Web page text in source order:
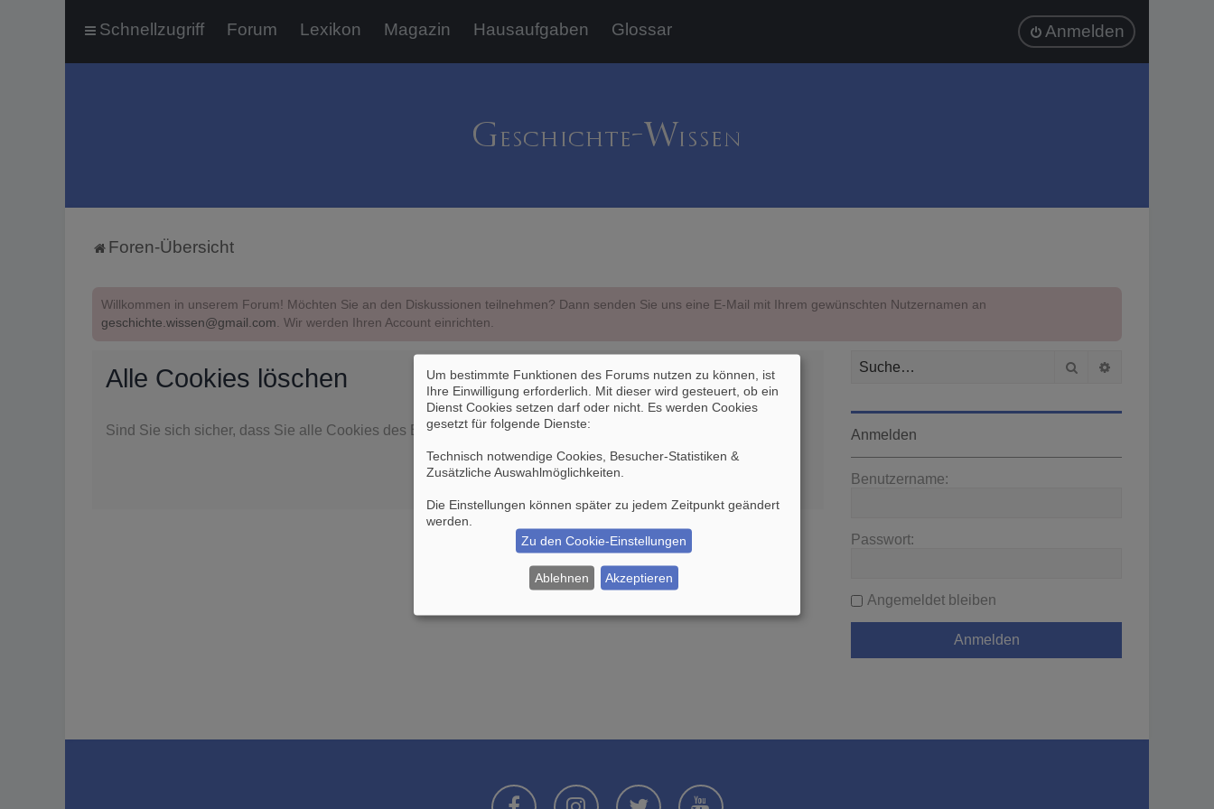
Schnellzugriff Forum Lexikon Magazin Hausaufgaben Glossar Anmelden
Foren-Übersicht
Willkommen in unserem Forum! Möchten Sie an den Diskussionen teilnehmen? Dann senden Sie uns eine E-Mail mit Ihrem gewünschten Nutzernamen an
geschichte.wissen@gmail.com. Wir werden Ihren Account einrichten.
Alle Cookies löschen
Sind Sie sich sicher, dass Sie alle Cookies des Boards löschen möchten?
Suche
Anmelden
Benutzername:
Passwort:
Angemeldet bleiben
Um bestimmte Funktionen des Forums nutzen zu können, ist
Ihre Einwilligung erforderlich. Mit dieser wird gesteuert, ob ein
Dienst Cookies setzen darf oder nicht. Es werden Cookies
gesetzt für folgende Dienste:
Technisch notwendige Cookies, Besucher-Statistiken &
Zusätzliche Auswahlmöglichkeiten
Die Einstellungen können später zu jedem Zeitpunkt geändert
werden.
Zu den Cookie-Einstellungen
Ablehnen Akzeptieren